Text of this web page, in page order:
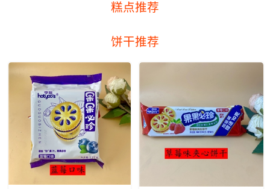
糕点推荐
饼干推荐